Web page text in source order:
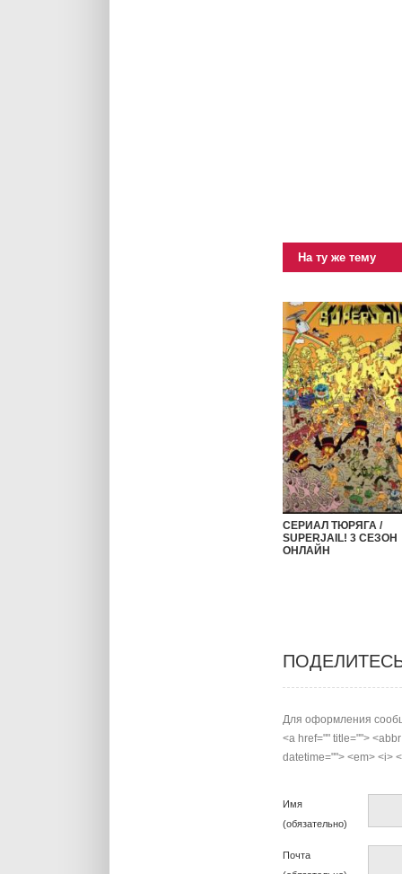
На ту же тему
СЕРИАЛ ТЮРЯГА /
SUPERJAIL! 3 СЕЗОН
ОНЛАЙН
Для оформления
<a href="" title="">
datetime=""> <em> <i>
Имя
(обязательно)
Почта